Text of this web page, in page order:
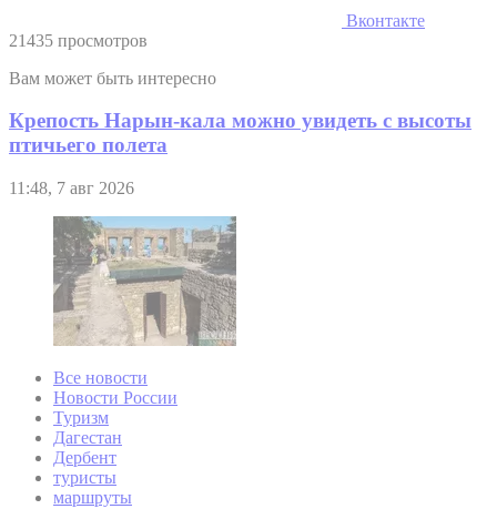
Вконтакте
21435 просмотров
Вам может быть интересно
Крепость Нарын-кала можно увидеть с высоты
птичьего полета
11:48, 7 авг 2026
Все новости
Новости России
Туризм
Дагестан
Дербент
туристы
маршруты